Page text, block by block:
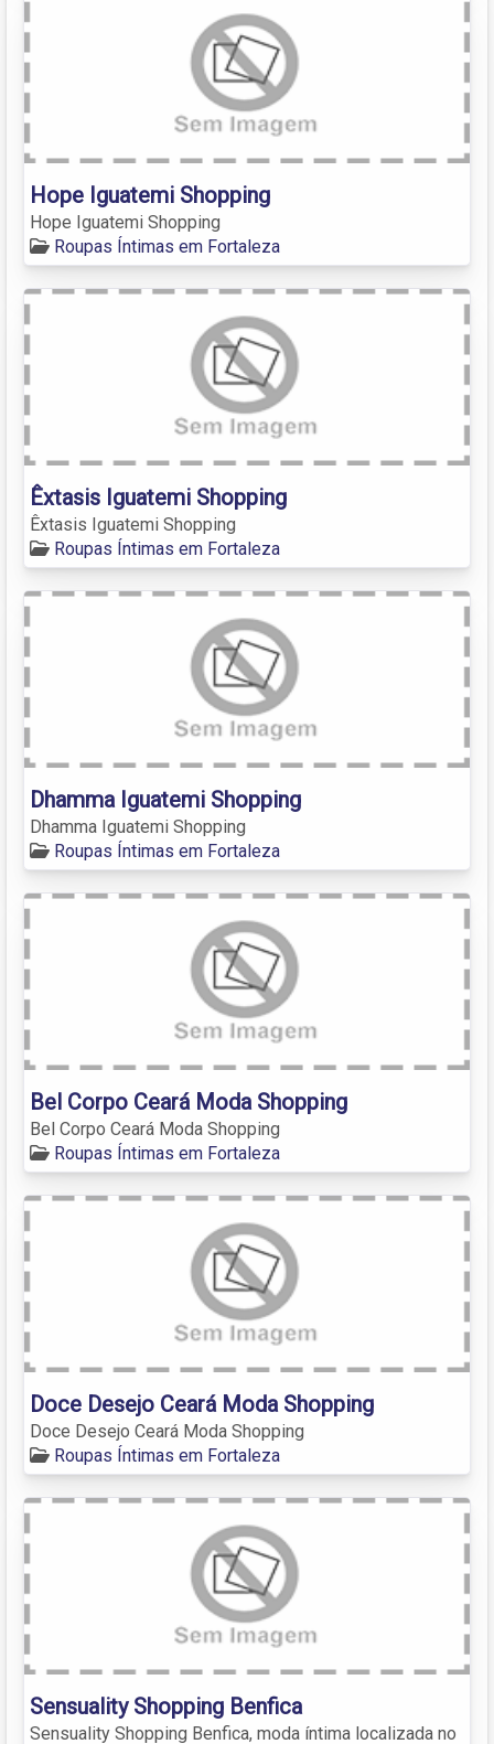
Hope Iguatemi Shopping
Hope Iguatemi Shopping
Roupas Íntimas em Fortaleza
Êxtasis Iguatemi Shopping
Êxtasis Iguatemi Shopping
Roupas Íntimas em Fortaleza
Dhamma Iguatemi Shopping
Dhamma Iguatemi Shopping
Roupas Íntimas em Fortaleza
Bel Corpo Ceará Moda Shopping
Bel Corpo Ceará Moda Shopping
Roupas Íntimas em Fortaleza
Doce Desejo Ceará Moda Shopping
Doce Desejo Ceará Moda Shopping
Roupas Íntimas em Fortaleza
Sensuality Shopping Benfica
Sensuality Shopping Benfica, moda íntima localizada no